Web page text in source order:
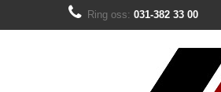
Ring oss: 031-382 33 00